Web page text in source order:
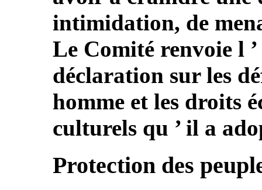
intimidation, de
Le Comité renvoie l
déclaration sur les
homme et les droits
culturels qu ’ il a
Protection des